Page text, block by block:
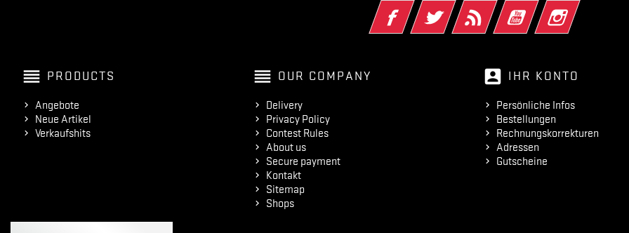
FacebookTwitter RSS YouTube Instagram
reorder PRODUCTS
Angebote
Neue Artikel
Verkaufshits
reorder OUR COMPANY
Delivery
Privacy Policy
Contest Rules
About us
Secure payment
Kontakt
Sitemap
Shops
account_box IHR KONTO
Persönliche Infos
Bestellungen
Rechnungskorrekturen
Adressen
Gutscheine